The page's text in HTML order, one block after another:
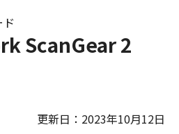
ScanGear 2
更新日：2023年10月12日